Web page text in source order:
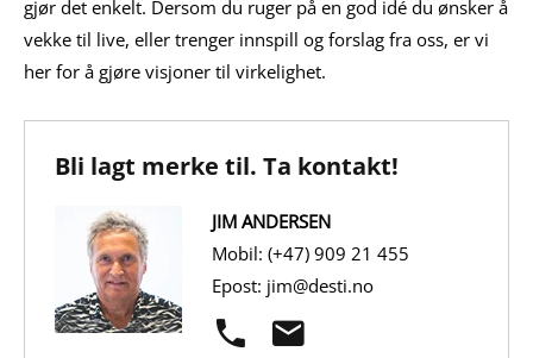
gjør det enkelt. Dersom du ruger på en god idé du ønsker å
vekke til live, eller trenger innspill og forslag fra oss, er vi
her for å gjøre visjoner til virkelighet.
Bli lagt merke til. Ta kontakt!
JIM ANDERSEN
Mobil: (+47) 909 21 455
Epost: jim@desti.no